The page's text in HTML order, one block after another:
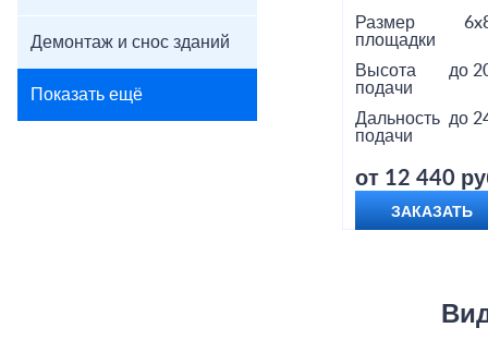
Демонтаж и снос зданий
Показать ещё
Размер
площадки
Высота
подачи
до
Дальность
подачи
до
от 12 440
ЗАКАЗАТЬ